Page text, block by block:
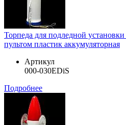
Торпеда для подледной
пультом пластик аккумуляторная
Артикул
000-030EDiS
Подробнее